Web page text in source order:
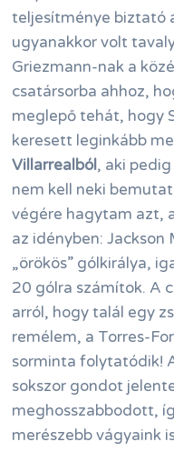
teljesítménye biztató
ugyanakkor volt
Griezmann-nak a
csatársorba ahhoz,
meglepő tehát, hogy
keresett leginkább
Villarrealból, aki
nem kell neki
végére hagytam azt,
az idényben:
„örökös” gólkirálya,
20 gólra számítok. A
arról, hogy talál egy
remélem, a Torres-
sorminta folytatódik!
sokszor gondot
meghosszabbodott,
merészebb vágyaink